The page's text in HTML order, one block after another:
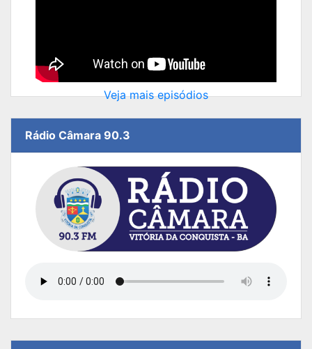
Veja mais episódios
Rádio Câmara 90.3